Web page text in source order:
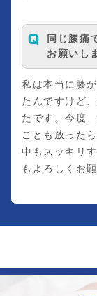
同じ膝痛
お願いし
私は本当に膝
たんですけど
たです。今度
ことも放った
中もスッキリ
もよろしくお